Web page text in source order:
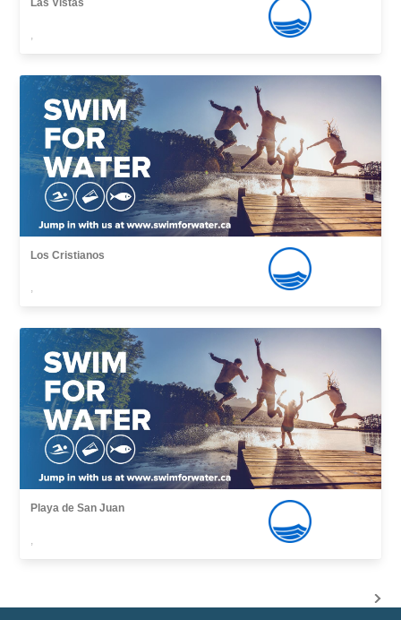
Las Vistas
,
Los Cristianos
,
Playa de San Juan
,